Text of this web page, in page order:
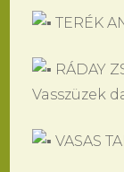
TERÉK
RÁDAY
Vasszüzek
VASAS